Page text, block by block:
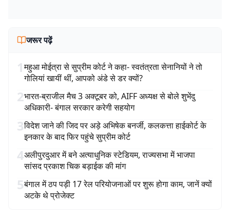
जरूर पढ़ें
1महुआ मोईत्रा से सुप्रीम कोर्ट ने कहा- स्वतंत्रता सेनानियों ने तो
गोलियां खायीं थीं, आपको अंडे से डर क्यों?
2भारत-ब्राजील मैच 3 अक्टूबर को, AIFF अध्यक्ष से बोले शुभेंदु
अधिकारी- बंगाल सरकार करेगी सहयोग
3विदेश जाने की जिद पर अड़े अभिषेक बनर्जी, कलकत्ता हाईकोर्ट के
इनकार के बाद फिर पहुंचे सुप्रीम कोर्ट
4अलीपुरदुआर में बने अत्याधुनिक स्टेडियम, राज्यसभा में भाजपा
सांसद प्रकाश चिक बड़ाईक की मांग
5बंगाल में ठप पड़ी 17 रेल परियोजनाओं पर शुरू होगा काम, जानें क्यों
अटके थे प्रोजेक्ट